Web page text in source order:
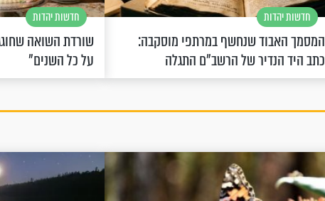
חדשות יהדות
המסמך האבוד שנחשף במרתפי מוסקבה:
כתב היד הנדיר של הרשב"ם התגלה
חדשות יהדות
על כל השנים"